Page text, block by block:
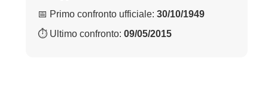
📅 Primo confronto ufficiale: 30/10/1949
⏱ Ultimo confronto: 09/05/2015